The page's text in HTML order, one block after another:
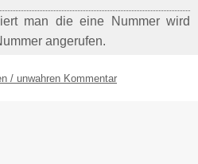
man die eine Nummer wird
angerufen.
/ unwahren Kommentar